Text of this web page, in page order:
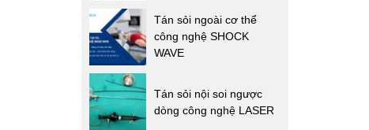
Tán sỏi ngoài cơ thể
công nghệ SHOCK
WAVE
Tán sỏi nội soi ngược
dòng công nghệ LASER